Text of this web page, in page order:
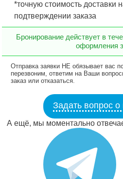
*точную стоимость доставки
подтверждении заказа
Бронирование действует в
оформления
Отправка заявки НЕ обязывает вас
перезвоним, ответим на Ваши
заказ или отказаться.
Задать вопрос о
А ещё, мы моментально